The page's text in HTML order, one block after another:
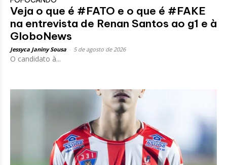
Veja o que é #FATO e o que é #FAKE
na entrevista de Renan Santos ao g1 e à
GloboNews
Jessyca Janiny Sousa 5 de agosto de 2026
O candidato à...